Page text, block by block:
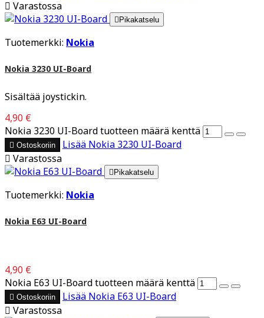
 Varastossa
 Pikakatselu
Tuotemerkki: Nokia
Nokia 3230 UI-Board
Sisältää joystickin.
4,90 €
Nokia 3230 UI-Board tuotteen määrä kenttä
 Ostoskoriin Lisää Nokia 3230 UI-Board
 Varastossa
 Pikakatselu
Tuotemerkki: Nokia
Nokia E63 UI-Board
4,90 €
Nokia E63 UI-Board tuotteen määrä kenttä
 Ostoskoriin Lisää Nokia E63 UI-Board
 Varastossa